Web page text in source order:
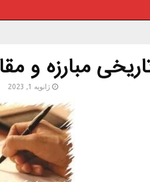
مبارزه و
ژانویه 1, 2023